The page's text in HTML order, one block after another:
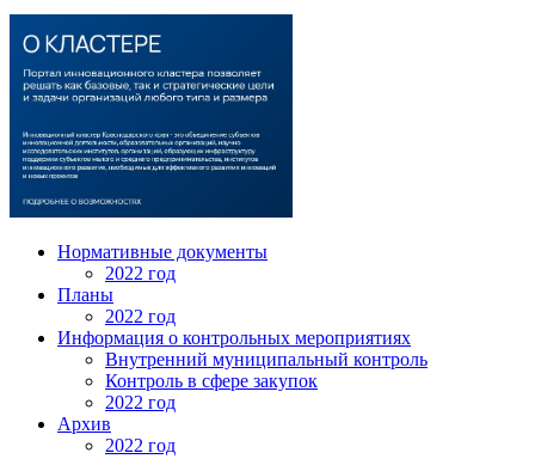
Нормативные документы
2022 год
Планы
2022 год
Информация о контрольных мероприятиях
Внутренний муниципальный контроль
Контроль в сфере закупок
2022 год
Архив
2022 год